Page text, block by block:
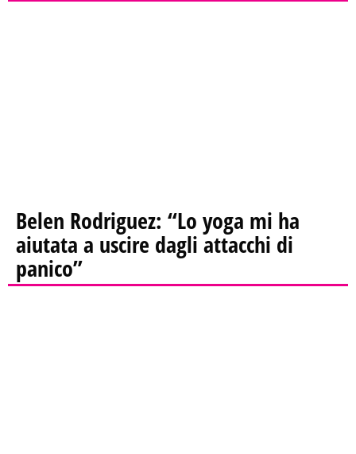
Belen Rodriguez: “Lo yoga mi ha
aiutata a uscire dagli attacchi di
panico”